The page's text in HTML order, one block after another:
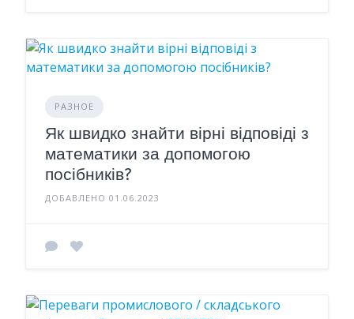
РАЗНОЕ
Як швидко знайти вірні відповіді з
математики за допомогою
посібників?
ДОБАВЛЕНО 01.06.2023